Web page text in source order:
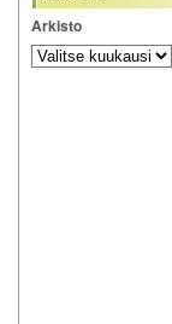
Arkisto